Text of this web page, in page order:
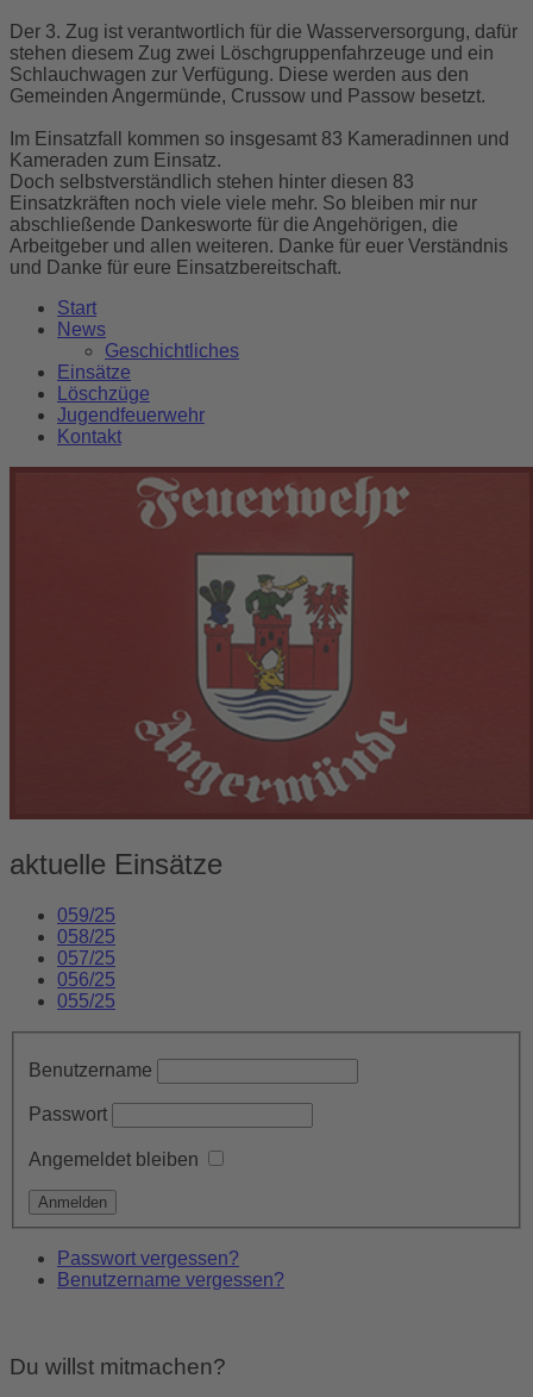
Der 3. Zug ist verantwortlich für die Wasserversorgung, dafür
stehen diesem Zug zwei Löschgruppenfahrzeuge und ein
Schlauchwagen zur Verfügung. Diese werden aus den
Gemeinden Angermünde, Crussow und Passow besetzt.
Im Einsatzfall kommen so insgesamt 83 Kameradinnen und
Kameraden zum Einsatz.
Doch selbstverständlich stehen hinter diesen 83
Einsatzkräften noch viele viele mehr. So bleiben mir nur
abschließende Dankesworte für die Angehörigen, die
Arbeitgeber und allen weiteren. Danke für euer Verständnis
und Danke für eure Einsatzbereitschaft.
Start
News
Geschichtliches
Einsätze
Löschzüge
Jugendfeuerwehr
Kontakt
aktuelle Einsätze
059/25
058/25
057/25
056/25
055/25
Benutzername
Passwort
Angemeldet bleiben
Passwort vergessen?
Benutzername vergessen?
Du willst mitmachen?